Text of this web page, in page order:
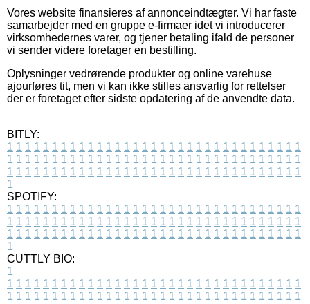
Vores website finansieres af annonceindtægter. Vi har faste
samarbejder med en gruppe e-firmaer idet vi introducerer
virksomhedernes varer, og tjener betaling ifald de personer
vi sender videre foretager en bestilling.
Oplysninger vedrørende produkter og online varehuse
ajourføres tit, men vi kan ikke stilles ansvarlig for rettelser
der er foretaget efter sidste opdatering af de anvendte data.
BITLY:
1 1 1 1 1 1 1 1 1 1 1 1 1 1 1 1 1 1 1 1 1 1 1 1 1 1 1 1 1 1 1 1 1
1 1 1 1 1 1 1 1 1 1 1 1 1 1 1 1 1 1 1 1 1 1 1 1 1 1 1 1 1 1 1 1 1
1 1 1 1 1 1 1 1 1 1 1 1 1 1 1 1 1 1 1 1 1 1 1 1 1 1 1 1 1 1 1 1 1
1
SPOTIFY:
1 1 1 1 1 1 1 1 1 1 1 1 1 1 1 1 1 1 1 1 1 1 1 1 1 1 1 1 1 1 1 1 1
1 1 1 1 1 1 1 1 1 1 1 1 1 1 1 1 1 1 1 1 1 1 1 1 1 1 1 1 1 1 1 1 1
1 1 1 1 1 1 1 1 1 1 1 1 1 1 1 1 1 1 1 1 1 1 1 1 1 1 1 1 1 1 1 1 1
1
CUTTLY BIO:
1
1 1 1 1 1 1 1 1 1 1 1 1 1 1 1 1 1 1 1 1 1 1 1 1 1 1 1 1 1 1 1 1 1
1 1 1 1 1 1 1 1 1 1 1 1 1 1 1 1 1 1 1 1 1 1 1 1 1 1 1 1 1 1 1 1 1